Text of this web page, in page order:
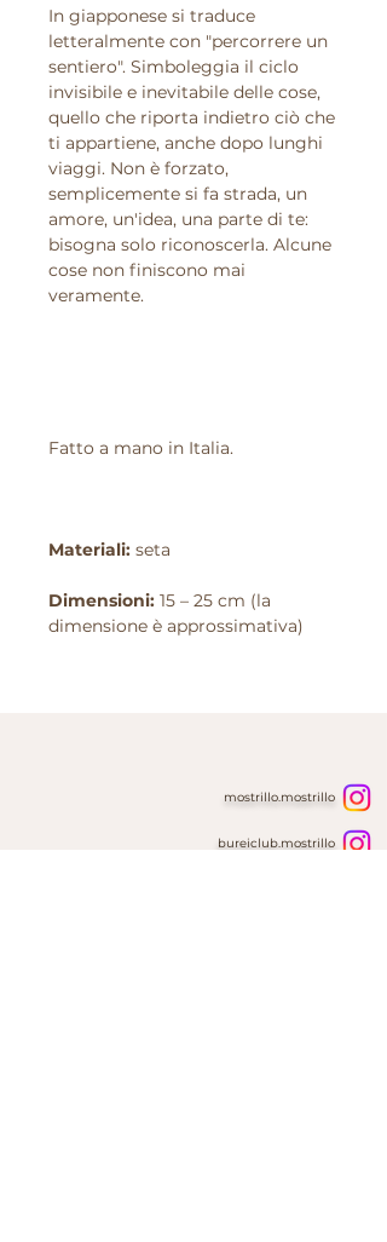
In giapponese si traduce
letteralmente con "percorrere un
sentiero". Simboleggia il ciclo
invisibile e inevitabile delle cose,
quello che riporta indietro ciò che
ti appartiene, anche dopo lunghi
viaggi. Non è forzato,
semplicemente si fa strada, un
amore, un'idea, una parte di te:
bisogna solo riconoscerla. Alcune
cose non finiscono mai
veramente.
Fatto a mano in Italia.
Materiali: seta
Dimensioni: 15 – 25 cm (la
dimensione è approssimativa)
mostrillo.mostrillo
bureiclub.mostrillo